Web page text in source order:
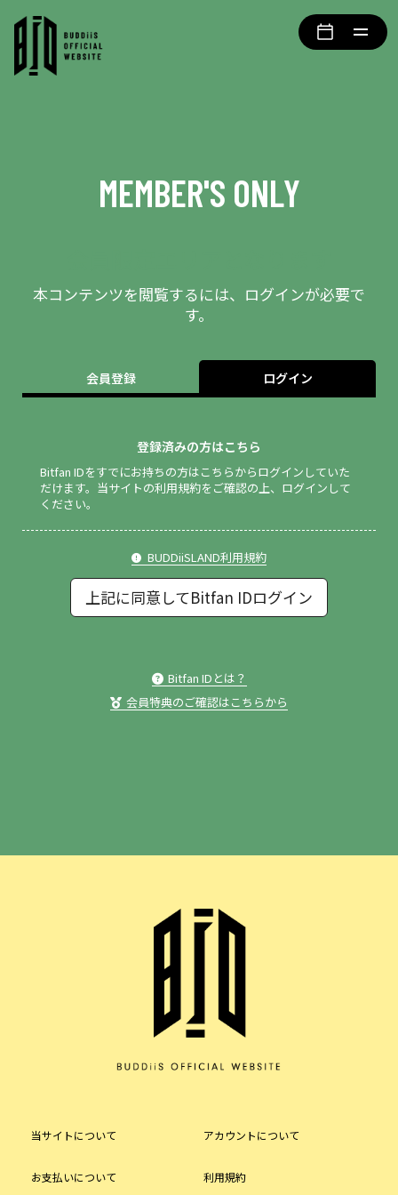
MEMBER'S ONLY
本コンテンツを閲覧するには、ログインが必要で
す。
会員登録 ログイン
登録済みの方はこちら
Bitfan IDをすでにお持ちの方はこちらからログインしていた
だけます。 当サイトの利用規約をご確認の上、ログインして
ください。
BUDDiiSLAND利用規約
上記に同意してBitfan IDログイン
Bitfan IDとは？
会員特典のご確認はこちらから
当サイトについて アカウントについて
お支払いについて 利用規約